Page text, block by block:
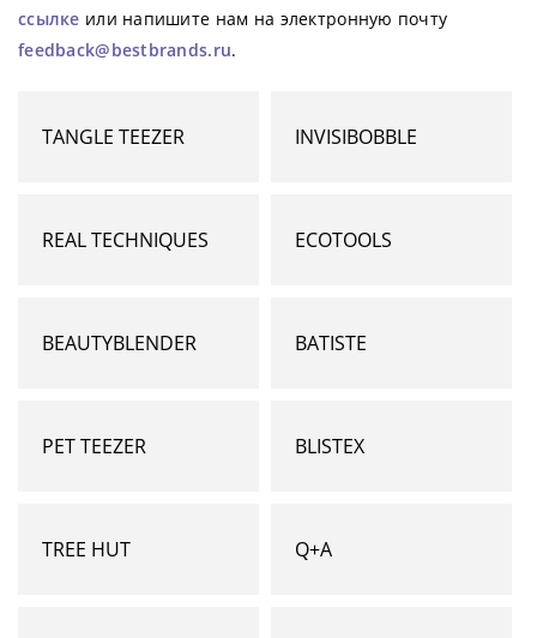
ссылке или напишите нам на электронную почту
feedback@bestbrands.ru.
TANGLE TEEZER INVISIBOBBLE
REAL TECHNIQUES ECOTOOLS
BEAUTYBLENDER BATISTE
PET TEEZER BLISTEX
TREE HUT Q+A
ВХОД ДЛЯ ПАРТНЕРОВ